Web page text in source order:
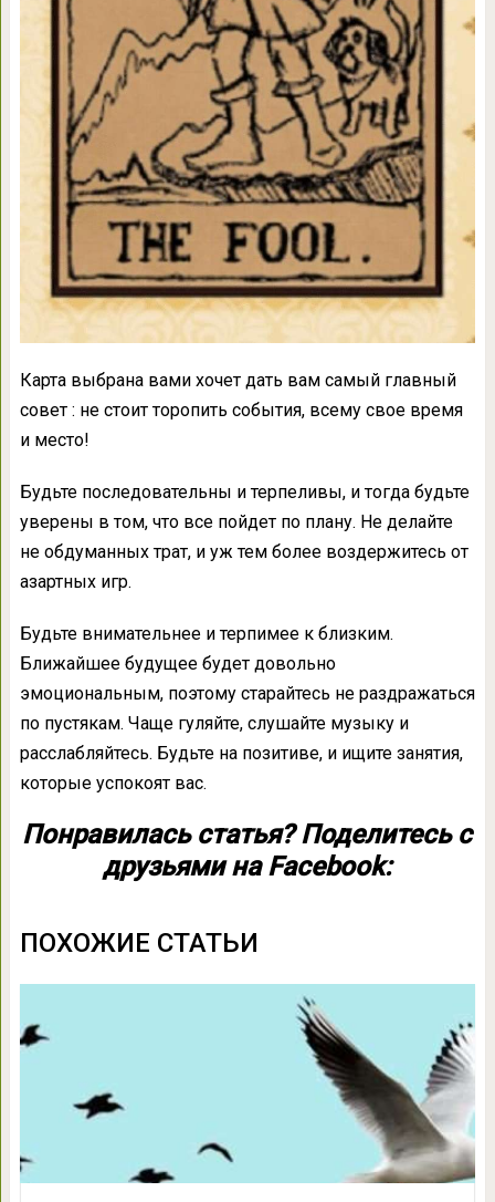
Карта выбрана вами хочет дать вам самый главный
совет : не стоит торопить события, всему свое время
и место!
Будьте последовательны и терпеливы, и тогда будьте
уверены в том, что все пойдет по плану. Не делайте
не обдуманных трат, и уж тем более воздержитесь от
азартных игр.
Будьте внимательнее и терпимее к близким.
Ближайшее будущее будет довольно
эмоциональным, поэтому старайтесь не раздражаться
по пустякам. Чаще гуляйте, слушайте музыку и
расслабляйтесь. Будьте на позитиве, и ищите занятия,
которые успокоят вас.
Понравилась статья? Поделитесь с
друзьями на Facebook:
ПОХОЖИЕ СТАТЬИ